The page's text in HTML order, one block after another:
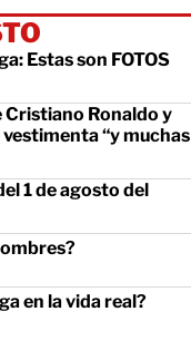
Estas son FOTOS
Cristiano Ronaldo y
“y muchas
1 de agosto del
en la vida real?